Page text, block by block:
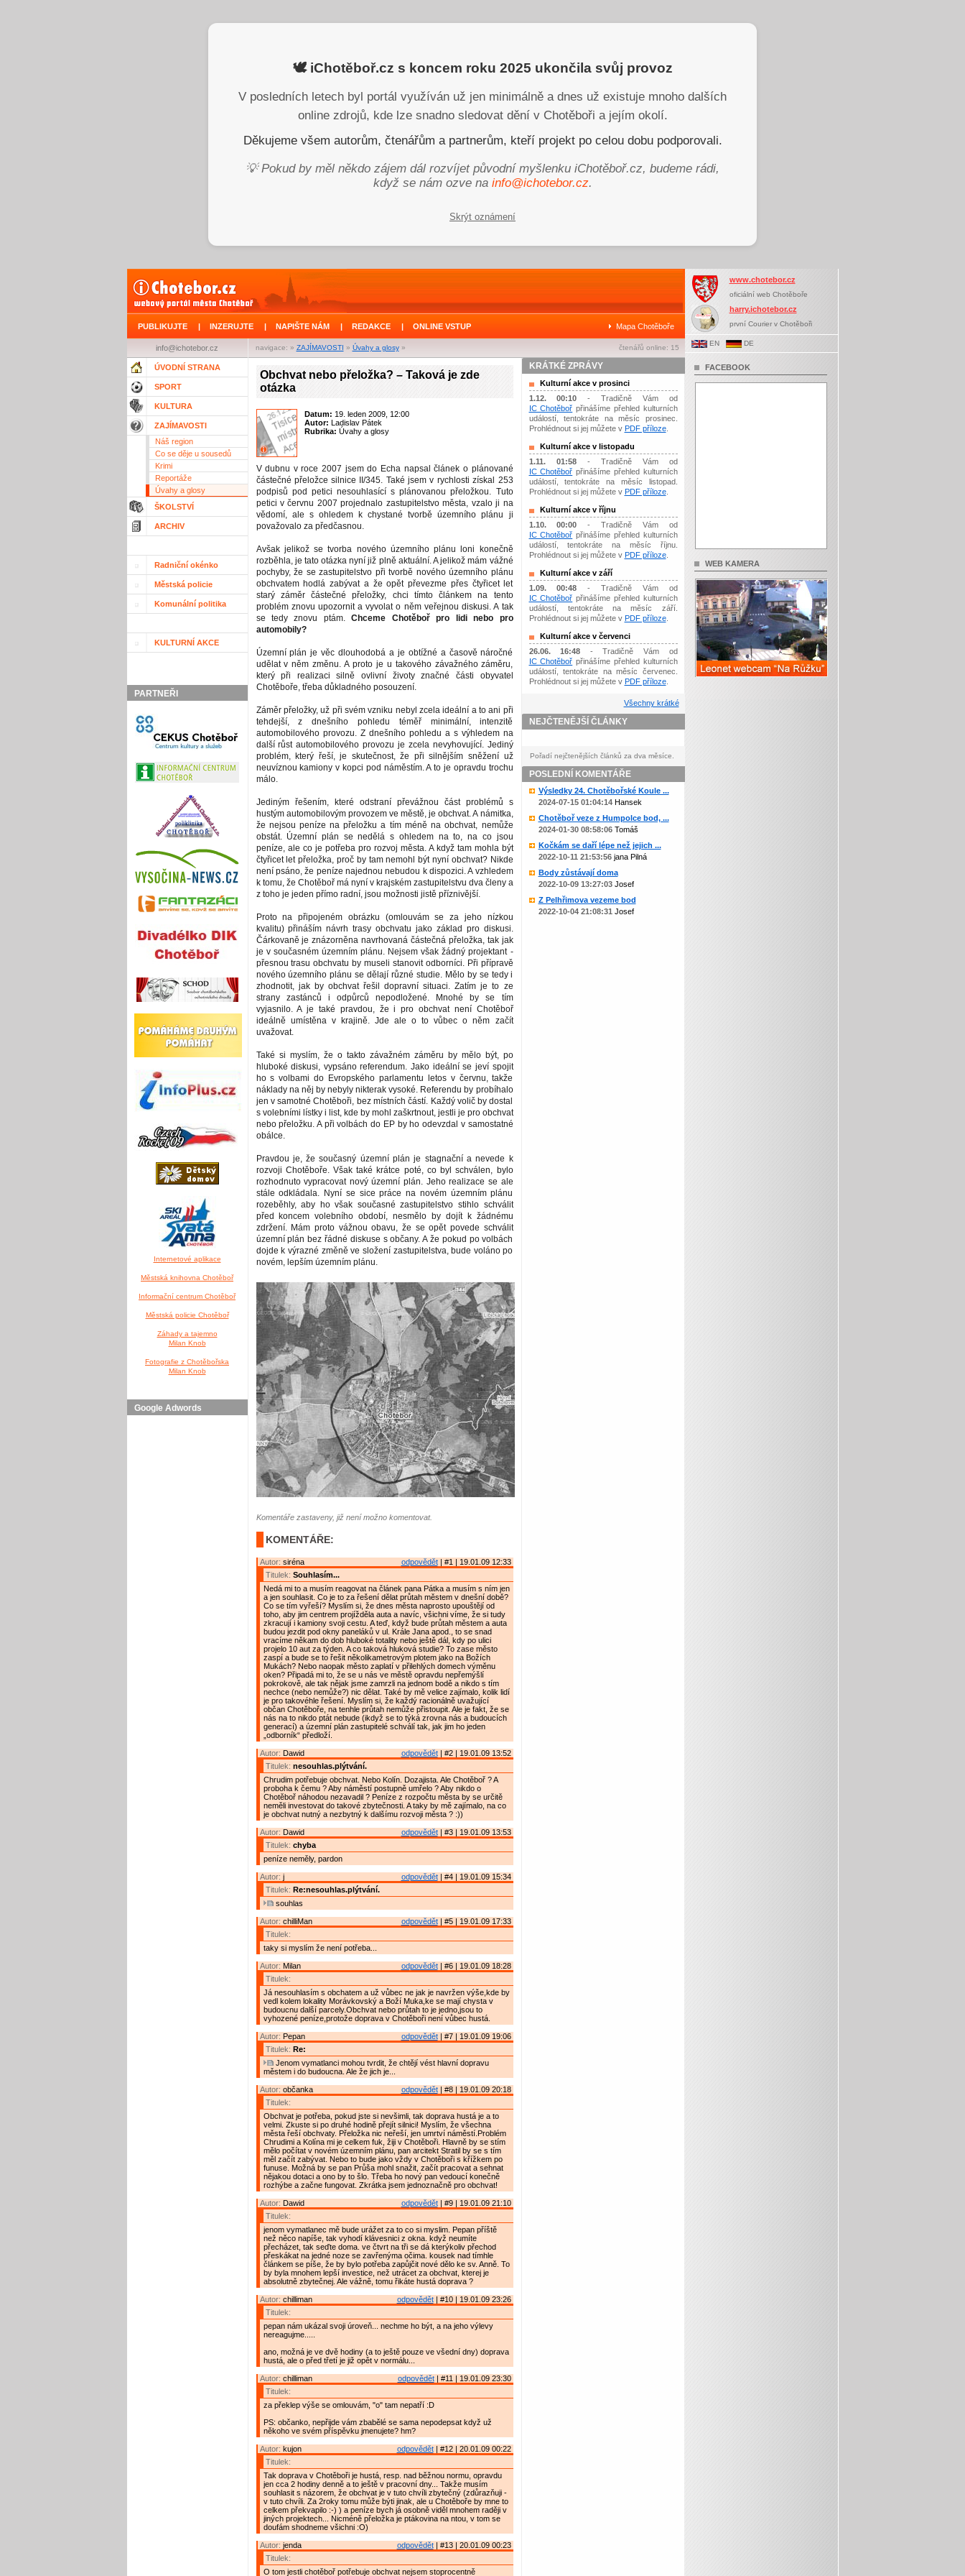
🕊️ iChotěboř.cz s koncem roku 2025 ukončila svůj provoz
V posledních letech byl portál využíván už jen minimálně a dnes už existuje mnoho dalších
online zdrojů, kde lze snadno sledovat dění v Chotěboři a jejím okolí.
Děkujeme všem autorům, čtenářům a partnerům, kteří projekt po celou dobu podporovali.
💡 Pokud by měl někdo zájem dál rozvíjet původní myšlenku iChotěboř.cz, budeme rádi,
když se nám ozve na info@ichotebor.cz.
Skrýt oznámení
PUBLIKUJTE | INZERUJTE | NAPIŠTE NÁM | REDAKCE | ONLINE VSTUP Mapa Chotěboře
navigace: » ZAJÍMAVOSTI » Úvahy a glosy» čtenářů online: 15
info@ichotebor.cz
ÚVODNÍ STRANA
SPORT
KULTURA
ZAJÍMAVOSTI
Náš region
Co se děje u sousedů
Krimi
Reportáže
Úvahy a glosy
ŠKOLSTVÍ
ARCHIV
Radniční okénko
Městská policie
Komunální politika
KULTURNÍ AKCE
PARTNEŘI
Internetové aplikace
Městská knihovna Chotěboř
Informační centrum Chotěboř
Městská policie Chotěboř
Záhady a tajemno
Milan Knob
Fotografie z Chotěbořska
Milan Knob
Google Adwords
Obchvat nebo přeložka? – Taková je zde
otázka
Datum: 19. leden 2009, 12:00
Autor: Ladislav Pátek
Rubrika: Úvahy a glosy
V dubnu v roce 2007 jsem do Echa napsal článek o plánované
částečné přeložce silnice II/345. Také jsem v rychlosti získal 253
podpisů pod petici nesouhlasící s plánovanou přeložkou. Tuto
petici v červnu 2007 projednalo zastupitelstvo města, vzalo ji na
vědomí, ale s ohledem k chystané tvorbě územního plánu ji
považovalo za předčasnou.
Avšak jelikož se tvorba nového územního plánu loni konečně
rozběhla, je tato otázka nyní již plně aktuální. A jelikož mám vážné
pochyby, že se zastupitelstvo při tvorbě nového územního plánu
obchvatem hodlá zabývat a že opět převezme přes čtyřicet let
starý záměr částečné přeložky, chci tímto článkem na tento
problém znovu upozornit a vyvolat o něm veřejnou diskusi. A tak
se tedy znovu ptám.Chceme Chotěboř pro lidi nebo pro
automobily?
Územní plán je věc dlouhodobá a je obtížné a časově náročné
udělat v něm změnu. A proto je u takového závažného záměru,
který při realizaci silně ovlivní životy značné části obyvatel
Chotěboře, třeba důkladného posouzení.
Záměr přeložky, už při svém vzniku nebyl zcela ideální a to ani při
tehdejší, z dnešního pohledu téměř minimální, intenzitě
automobilového provozu. Z dnešního pohledu a s výhledem na
další růst automobilového provozu je zcela nevyhovující. Jediný
problém, který řeší, je skutečnost, že při silnějším sněžení už
neuvíznou kamiony v kopci pod náměstím. A to je opravdu trochu
málo.
Jediným řešením, které odstraní převážnou část problémů s
hustým automobilovým provozem ve městě, je obchvat. A námitka,
že nejsou peníze na přeložku a tím méně na obchvat, nemůže
obstát. Územní plán se nedělá s ohledem na to, na co jsou
peníze, ale co je potřeba pro rozvoj města. A když tam mohla být
čtyřicet let přeložka, proč by tam nemohl být nyní obchvat? Nikde
není psáno, že peníze najednou nebudou k dispozici. A vzhledem
k tomu, že Chotěboř má nyní v krajském zastupitelstvu dva členy a
z toho je jeden přímo radní, jsou možnosti jistě příznivější.
Proto na připojeném obrázku (omlouvám se za jeho nízkou
kvalitu) přináším návrh trasy obchvatu jako základ pro diskusi.
Čárkovaně je znázorněna navrhovaná částečná přeložka, tak jak
je v současném územním plánu. Nejsem však žádný projektant -
přesnou trasu obchvatu by museli stanovit odborníci. Při přípravě
nového územního plánu se dělají různé studie. Mělo by se tedy i
zhodnotit, jak by obchvat řešil dopravní situaci. Zatím je to ze
strany zastánců i odpůrců nepodložené. Mnohé by se tím
vyjasnilo. A je také pravdou, že i pro obchvat není Chotěboř
ideálně umístěna v krajině. Jde ale o to vůbec o něm začít
uvažovat.
Také si myslím, že o takto závažném záměru by mělo být, po
hluboké diskusi, vypsáno referendum. Jako ideální se jeví spojit
ho s volbami do Evropského parlamentu letos v červnu, takže
náklady na něj by nebyly nikterak vysoké. Referendu by probíhalo
jen v samotné Chotěboři, bez místních částí. Každý volič by dostal
s volebními lístky i list, kde by mohl zaškrtnout, jestli je pro obchvat
nebo přeložku. A při volbách do EP by ho odevzdal v samostatné
obálce.
Pravdou je, že současný územní plán je stagnační a nevede k
rozvoji Chotěboře. Však také krátce poté, co byl schválen, bylo
rozhodnuto vypracovat nový územní plán. Jeho realizace se ale
stále odkládala. Nyní se sice práce na novém územním plánu
rozeběhly, aby ho však současné zastupitelstvo stihlo schválit
před koncem volebního období, nesmělo by dojít k žádnému
zdržení. Mám proto vážnou obavu, že se opět povede schválit
územní plán bez řádné diskuse s občany. A že pokud po volbách
dojde k výrazné změně ve složení zastupitelstva, bude voláno po
novém, lepším územním plánu.
Komentáře zastaveny, již není možno komentovat.
KOMENTÁŘE:
odpovědět| #1 | 19.01.09 12:33
Autor: siréna
Titulek: Souhlasím...
Nedá mi to a musím reagovat na článek pana Pátka a musím s ním jen
a jen souhlasit. Co je to za řešení dělat průtah městem v dnešní době?
Co se tím vyřeší? Myslím si, že dnes města naprosto upouštějí od
toho, aby jim centrem projížděla auta a navíc, všichni víme, že si tudy
zkracují i kamiony svoji cestu. A teď, když bude průtah městem a auta
budou jezdit pod okny paneláků v ul. Krále Jana apod., to se snad
vracíme někam do dob hluboké totality nebo ještě dál, kdy po ulici
projelo 10 aut za týden. A co taková hluková studie? To zase město
zaspí a bude se to řešit několikametrovým plotem jako na Božích
Mukách? Nebo naopak město zaplatí v přilehlých domech výměnu
oken? Připadá mi to, že se u nás ve městě opravdu nepřemýšlí
pokrokově, ale tak nějak jsme zamrzli na jednom bodě a nikdo s tím
nechce (nebo nemůže?) nic dělat. Také by mě velice zajímalo, kolik lidí
je pro takovéhle řešení. Myslím si, že každý racionálně uvažující
občan Chotěboře, na tenhle průtah nemůže přistoupit. Ale je fakt, že se
nás na to nikdo ptát nebude (ikdyž se to týká zrovna nás a budoucích
generací) a územní plán zastupitelé schválí tak, jak jim ho jeden
„odborník“ předloží.
odpovědět| #2 | 19.01.09 13:52
Autor: Dawid
Titulek: nesouhlas.plýtvání.
Chrudim potřebuje obchvat. Nebo Kolín. Dozajista. Ale Chotěboř ? A
proboha k čemu ? Aby náměstí postupně umřelo ? Aby nikdo o
Chotěboř náhodou nezavadil ? Peníze z rozpočtu města by se určitě
neměli investovat do takové zbytečnosti. A taky by mě zajímalo, na co
je obchvat nutný a nezbytný k dalšímu rozvoji města ? :))
odpovědět| #3 | 19.01.09 13:53
Autor: Dawid
Titulek: chyba
peníze neměly, pardon
odpovědět| #4 | 19.01.09 15:34
Autor: j
Titulek: Re:nesouhlas.plýtvání.
souhlas
odpovědět| #5 | 19.01.09 17:33
Autor: chilliMan
Titulek:
taky si myslím že není potřeba...
odpovědět| #6 | 19.01.09 18:28
Autor: Milan
Titulek:
Já nesouhlasím s obchatem a už vůbec ne jak je navržen výše,kde by
vedl kolem lokality Morávkovský a Boží Muka,ke se mají chysta v
budoucnu další parcely.Obchvat nebo průtah to je jedno,jsou to
vyhozené peníze,protože doprava v Chotěboři není vůbec hustá.
odpovědět| #7 | 19.01.09 19:06
Autor: Pepan
Titulek: Re:
Jenom vymatlanci mohou tvrdit, že chtějí vést hlavní dopravu
městem i do budoucna. Ale že jich je...
odpovědět| #8 | 19.01.09 20:18
Autor: občanka
Titulek:
Obchvat je potřeba, pokud jste si nevšimli, tak doprava hustá je a to
velmi. Zkuste si po druhé hodině přejít silnici! Myslím, že všechna
města řeší obchvaty. Přeložka nic neřeší, jen umrtví náměstí.Problém
Chrudimi a Kolína mi je celkem fuk, žiji v Chotěboři. Hlavně by se stím
mělo počítat v novém územním plánu, pan arcitekt Stratil by se s tím
měl začít zabývat. Nebo to bude jako vždy v Chotěboři s křížkem po
funuse. Možná by se pan Průša mohl snažit, začít pracovat a sehnat
nějakou dotaci a ono by to šlo. Třeba ho nový pan vedoucí konečně
rozhýbe a začne fungovat. Zkrátka jsem jednoznačně pro obchvat!
odpovědět| #9 | 19.01.09 21:10
Autor: Dawid
Titulek:
jenom vymatlanec mě bude urážet za to co si myslim. Pepan příště
než něco napíše, tak vyhodí klávesnici z okna. když neumíte
přecházet, tak seďte doma. ve čtvrt na tři se dá kterýkoliv přechod
přeskákat na jedné noze se zavřenýma očima. kousek nad tímhle
článkem se píše, že by bylo potřeba zapůjčit nové dělo ke sv. Anně. To
by byla mnohem lepší investice, než utrácet za obchvat, kterej je
absolutně zbytečnej. Ale vážně, tomu řikáte hustá doprava ?
odpovědět| #10 | 19.01.09 23:26
Autor: chilliman
Titulek:
pepan nám ukázal svoji úroveň... nechme ho být, a na jeho výlevy
nereagujme.....
ano, možná je ve dvě hodiny (a to ještě pouze ve všední dny) doprava
hustá, ale o před třetí je již opět v normálu...
odpovědět| #11 | 19.01.09 23:30
Autor: chilliman
Titulek:
za překlep výše se omlouvám, "o" tam nepatří :D
PS: občanko, nepřijde vám zbabělé se sama nepodepsat když už
někoho ve svém příspěvku jmenujete? hm?
odpovědět| #12 | 20.01.09 00:22
Autor: kujon
Titulek:
Tak doprava v Chotěboři je hustá, resp. nad běžnou normu, opravdu
jen cca 2 hodiny denně a to ještě v pracovní dny... Takže musím
souhlasit s názorem, že obchvat je v tuto chvíli zbytečný (zdůrazňuji -
v tuto chvíli. Za 2roky tomu může býti jinak, ale u Chotěboře by mne to
celkem překvapilo :-) ) a peníze bych já osobně viděl mnohem raději v
jiných projektech... Nicméně přeložka je ptákovina na ntou, v tom se
doufám shodneme všichni :O)
odpovědět| #13 | 20.01.09 00:23
Autor: jenda
Titulek:
O tom jestli chotěboř potřebuje obchvat nejsem stoprocentně
KRÁTKÉ ZPRÁVY
Kulturní akce v prosinci
1.12. 00:10 - Tradičně Vám od
IC Chotěboř přinášíme přehled kulturních
událostí, tentokráte na měsíc prosinec.
Prohlédnout si jej můžete v PDF příloze.
Kulturní akce v listopadu
1.11. 01:58- Tradičně Vám od
IC Chotěboř přinášíme přehled kulturních
událostí, tentokráte na měsíc listopad.
Prohlédnout si jej můžete v PDF příloze.
Kulturní akce v říjnu
1.10. 00:00 - Tradičně Vám od
IC Chotěboř přinášíme přehled kulturních
událostí, tentokráte na měsíc říjnu.
Prohlédnout si jej můžete v PDF příloze.
Kulturní akce v září
1.09. 00:48 - Tradičně Vám od
IC Chotěboř přinášíme přehled kulturních
událostí, tentokráte na měsíc září.
Prohlédnout si jej můžete v PDF příloze.
Kulturní akce v červenci
26.06. 16:48 - Tradičně Vám od
IC Chotěboř přinášíme přehled kulturních
událostí, tentokráte na měsíc červenec.
Prohlédnout si jej můžete v PDF příloze.
Všechny krátké
NEJČTENĚJŠÍ ČLÁNKY
Pořadí nejčtenějších článků za dva měsíce.
POSLEDNÍ KOMENTÁŘE
Výsledky 24. Chotěbořské Koule ...
2024-07-15 01:04:14Hansek
Chotěboř veze z Humpolce bod, ...
2024-01-30 08:58:06Tomáš
Kočkám se daří lépe než jejich ...
2022-10-11 21:53:56jana Pilná
Body zůstávají doma
2022-10-09 13:27:03Josef
Z Pelhřimova vezeme bod
2022-10-04 21:08:31 Josef
www.chotebor.cz
oficiální web Chotěboře
harry.ichotebor.cz
první Courier v Chotěboři
EN DE
FACEBOOK
WEB KAMERA